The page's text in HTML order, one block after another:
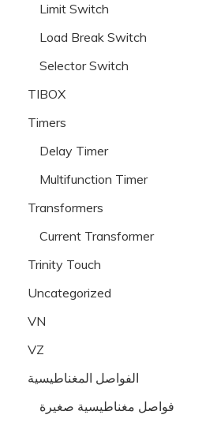
Limit Switch
Load Break Switch
Selector Switch
TIBOX
Timers
Delay Timer
Multifunction Timer
Transformers
Current Transformer
Trinity Touch
Uncategorized
VN
VZ
الفواصل المغناطيسية
فواصل مغناطيسية صغيرة